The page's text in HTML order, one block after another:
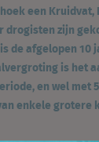
een Kruidvat,
drogisten zijn
de afgelopen 10
is het
en wel met
enkele grotere